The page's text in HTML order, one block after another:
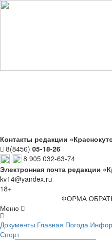
Контакты редакции
8(8456) 05-18-26
8 905 032-63-74
Электронная почта редакции
kv14@yandex.ru
18+
ФОРМА
Меню
Документы Главная Погода
Спорт